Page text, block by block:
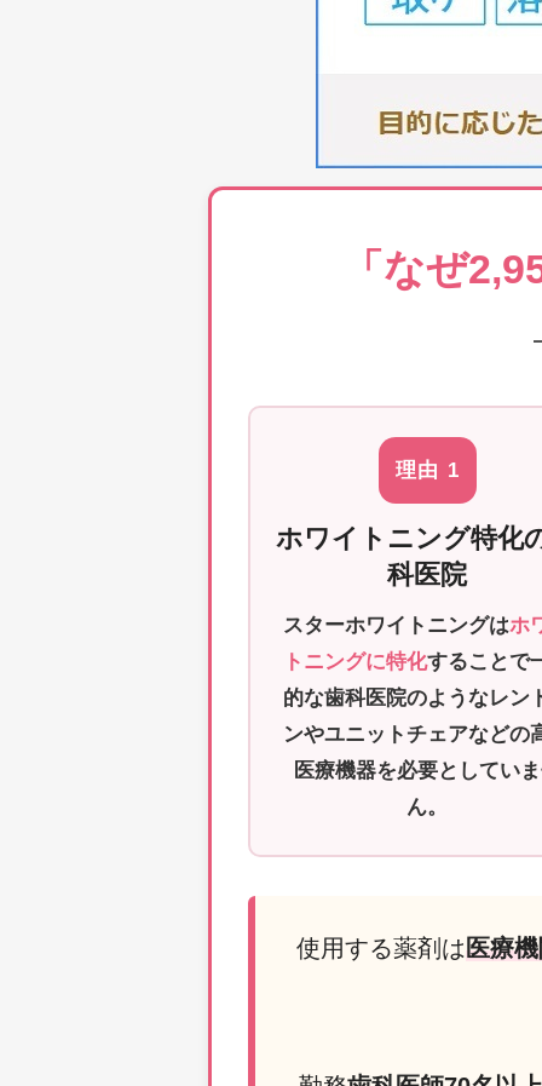
「なぜ
理由 1
ホワイトニング特化
科医院
スターホワイトニングはホ
トニングに特化することで
的な歯科医院のようなレン
ンやユニットチェアなどの
医療機器を必要としてい
ん。
使用する薬剤は 医療